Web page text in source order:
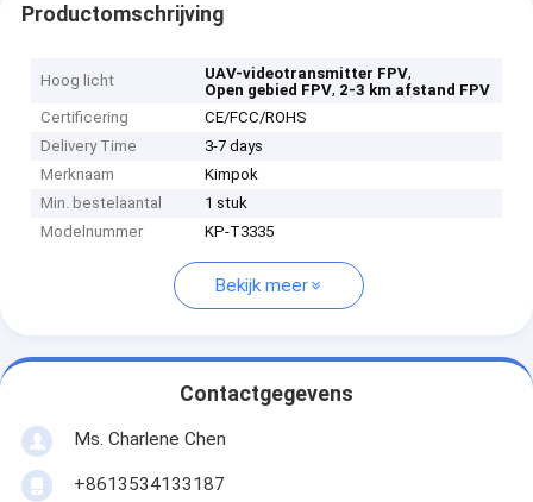
Productomschrijving
Hoog licht UAV-videotransmitter FPV,
Open gebied FPV, 2-3 km afstand FPV
Certificering
CE/FCC/ROHS
Delivery Time
3-7 days
Merknaam
Kimpok
Min. bestelaantal
1 stuk
Modelnummer
KP-T3335
Bekijk meer
Contactgegevens
Ms. Charlene Chen
+8613534133187